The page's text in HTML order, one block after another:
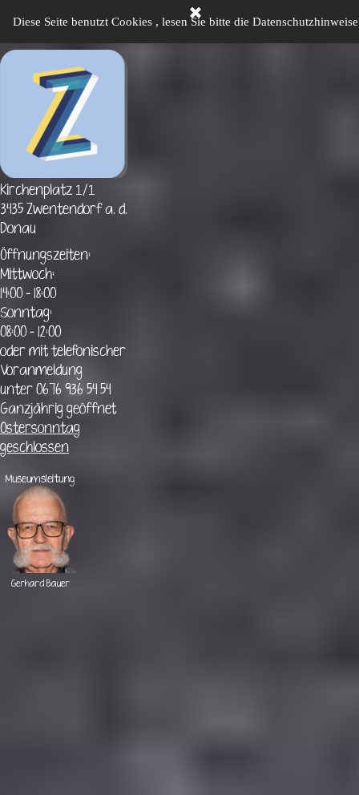
Diese Seite benutzt Cookies , lesen Sie bitte die
Home Sonderausstellungen ▼
Altes Museum
Kirchenplatz1/1
3435 Zwentendorf a. d.
Donau
Öffnungszeiten:
Mittwoch:
14:00 - 18:00
Sonntag:
08:00 - 12:00
oder mit telefonischer
Voranmeldung
unter 0676 936 54 54
Ganzjährig geöffnet
Ostersonntag
geschlossen
Museumsleitung
Gerhard Bauer
349 - Agfa PARAMAT